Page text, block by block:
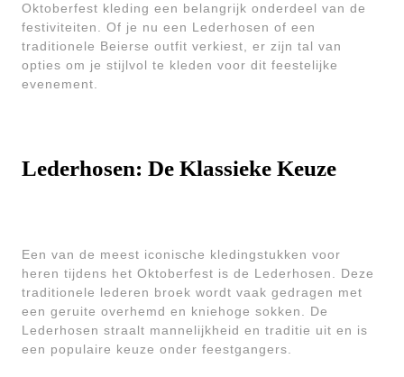
Oktoberfest kleding een belangrijk onderdeel van de
festiviteiten. Of je nu een Lederhosen of een
traditionele Beierse outfit verkiest, er zijn tal van
opties om je stijlvol te kleden voor dit feestelijke
evenement.
Lederhosen: De Klassieke Keuze
Een van de meest iconische kledingstukken voor
heren tijdens het Oktoberfest is de Lederhosen. Deze
traditionele lederen broek wordt vaak gedragen met
een geruite overhemd en kniehoge sokken. De
Lederhosen straalt mannelijkheid en traditie uit en is
een populaire keuze onder feestgangers.